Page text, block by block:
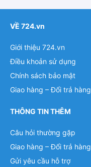
VỀ 724.vn
Giới thiệu 724.vn
Điều khoản sử dụng
Chính sách bảo mật
Giao hàng – Đổi trả hàng
THÔNG TIN THÊM
Câu hỏi thường gặp
Giao hàng – Đổi trả hàng
Gửi yêu cầu hỗ trợ